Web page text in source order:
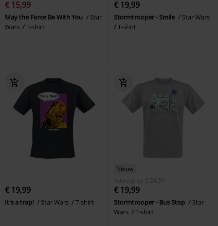
€ 15,99
May the Force Be With You
Star
Wars
T-shirt
€ 19,99
Stormtrooper - Smile
Star Wars
T-shirt
€ 19,99
It's a trap! Star Wars T-shirt
Nieuw
Adviesprijs
€ 24,99
€ 19,99
Stormtrooper - Bus Stop
Star
Wars
T-shirt